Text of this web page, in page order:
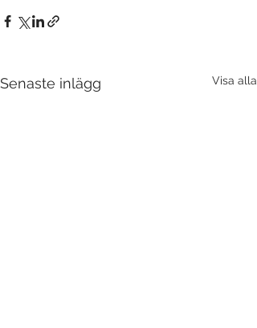
Senaste inlägg Visa alla